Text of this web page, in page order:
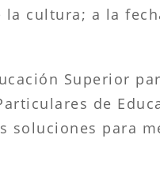
cultura; a la
Superior
de
soluciones para